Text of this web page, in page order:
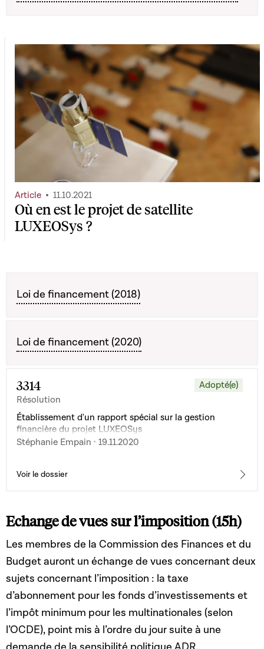
Où en est le projet de satellite
LUXEOSys ?
Article 11.10.2021
Loi de financement (2018)
Loi de financement (2020)
3314
Résolution
Adopté(e)
Établissement d'un rapport spécial sur la gestion
financière du projet LUXEOSys
Stéphanie Empain · 19.11.2020
Voir le dossier
Echange de vues sur l’imposition (15h)
Les membres de la Commission des Finances et du
Budget auront un échange de vues concernant deux
sujets concernant l’imposition : la taxe
d’abonnement pour les fonds d’investissements et
l’impôt minimum pour les multinationales (selon
l’OCDE), point mis à l’ordre du jour suite à une